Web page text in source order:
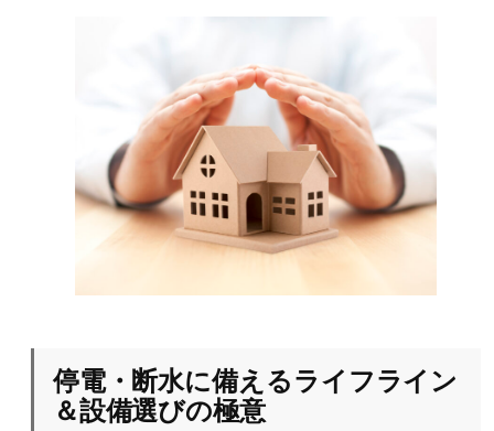
停電・断水に備えるライフライン
＆設備選びの極意